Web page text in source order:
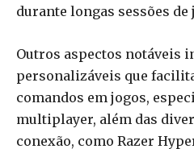
durante longas sessões de
Outros aspectos notáveis
personalizáveis que
comandos em jogos,
multiplayer, além das
conexão, como Razer